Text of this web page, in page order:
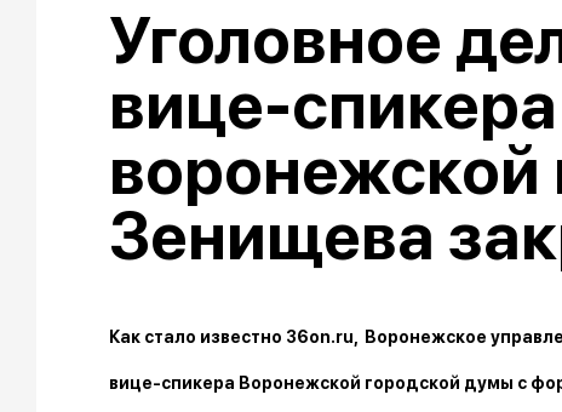
Уголовное
вице-спикера
Зенищева
Как стало известно 36on.ru, Воронежское
вице-спикера Воронежской городской думы с